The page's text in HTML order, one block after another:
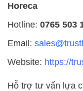
Horeca
Hotline: 0765 503
Email:
Website: https://
Hỗ trợ tư vấn lựa